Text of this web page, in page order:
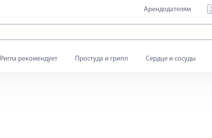
Арендодателям
Ригла рекомендует Простуда и грипп Сердце и сосуды